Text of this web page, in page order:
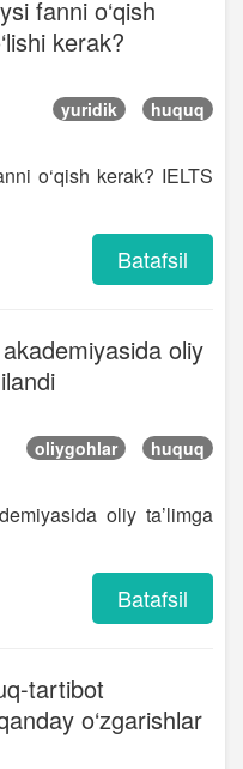
fanni o‘qish
kerak?
yuridik huquq
o‘qish kerak? IELTS
Batafsil
oliy
oliygohlar huquq
oliy ta’limga
Batafsil
tartibot
o‘zgarishlar